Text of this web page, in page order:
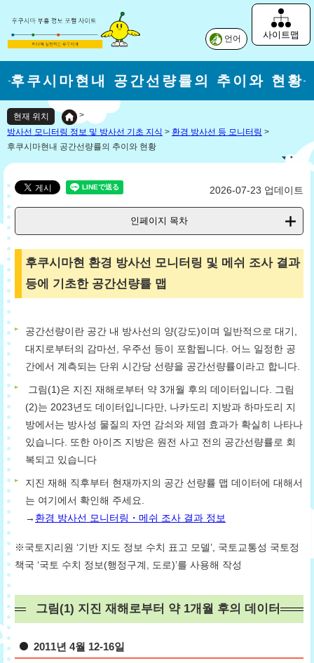
사이트맵
언어
후쿠시마현내 공간선량률의 추이와 현황
현재 위치
>
방사선 모니터링 정보 및 방사선 기초 지식 > 환경 방사선 등 모니터링 >
후쿠시마현내 공간선량률의 추이와 현황
2026-07-23 업데이트
인페이지 목차
후쿠시마현 환경 방사선 모니터링 및 메쉬 조사 결과
등에 기초한 공간선량률 맵
공간선량이란 공간 내 방사선의 양(강도)이며 일반적으로 대기,
대지로부터의 감마선, 우주선 등이 포함됩니다. 어느 일정한 공
간에서 계측되는 단위 시간당 선량을 공간선량률이라고 합니다.
그림(1)은 지진 재해로부터 약 3개월 후의 데이터입니다. 그림
(2)는 2023년도 데이터입니다만, 나카도리 지방과 하마도리 지
방에서는 방사성 물질의 자연 감쇠와 제염 효과가 확실히 나타나
있습니다. 또한 아이즈 지방은 원전 사고 전의 공간선량률로 회
복되고 있습니다
지진 재해 직후부터 현재까지의 공간 선량률 맵 데이터에 대해서
는 여기에서 확인해 주세요.
→ 환경 방사선 모니터링・메쉬 조사 결과 정보
※국토지리원 ‘기반 지도 정보 수치 표고 모델’, 국토교통성 국토정
책국 ‘국토 수치 정보(행정구계, 도로)’를 사용해 작성
그림(1) 지진 재해로부터 약 1개월 후의 데이터
2011년 4월 12-16일